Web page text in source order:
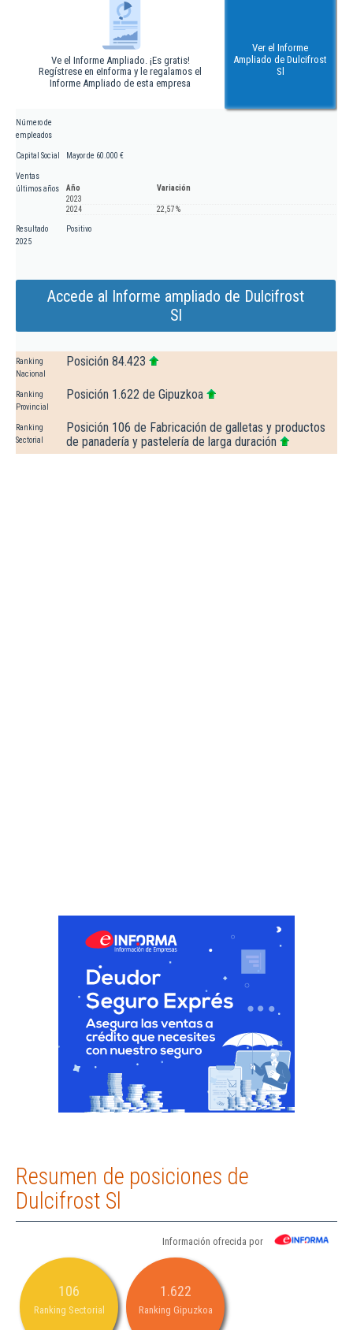
Ve el Informe Ampliado. ¡Es gratis!
Regístrese en eInforma y le regalamos el
Informe Ampliado de esta empresa
Ver el Informe
Ampliado de Dulcifrost
Sl
Número de
empleados
Capital Social Mayor de 60.000 €
Ventas
últimos años
Año
Variación
2023
2024
22,57 %
Resultado
2025
Positivo
Accede al Informe ampliado de Dulcifrost
Sl
Ranking
Nacional
Posición 84.423
Ranking
Provincial
Posición 1.622 de Gipuzkoa
Ranking
Sectorial
Posición 106 de Fabricación de galletas y productos
de panadería y pastelería de larga duración
Resumen de posiciones de
Dulcifrost Sl
Información ofrecida por
106
Ranking Sectorial
1.622
Ranking Gipuzkoa